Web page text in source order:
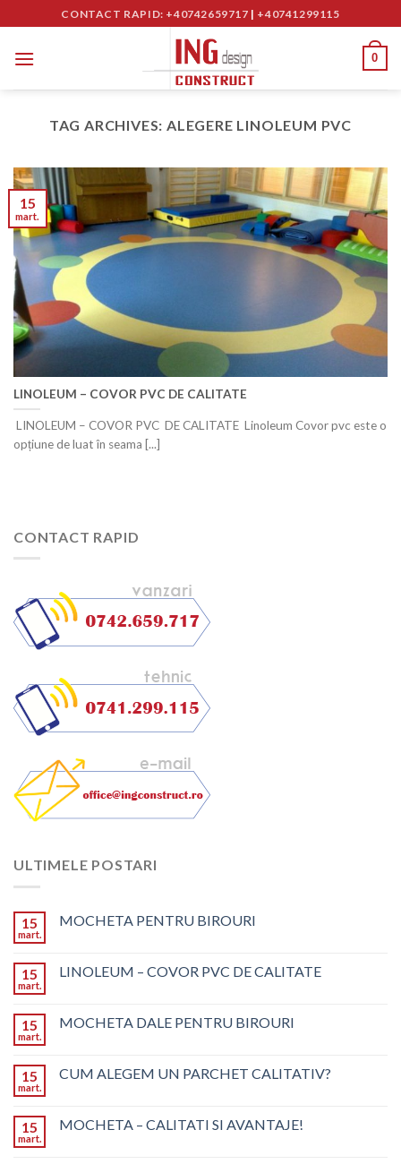
content
CONTACT RAPID: +40742659717 | +40741299115
0
TAG ARCHIVES:ALEGERE LINOLEUM PVC
LINOLEUM – COVOR PVC DE CALITATE
LINOLEUM – COVOR PVC DE CALITATE Linoleum Covor pvc este o
opțiune de luat în seama [...]
15
mart.
CONTACT RAPID
ULTIMELE POSTARI
15
mart.
MOCHETA PENTRU BIROURI
15
mart.
LINOLEUM – COVOR PVC DE CALITATE
15
mart.
MOCHETA DALE PENTRU BIROURI
15
mart.
CUM ALEGEM UN PARCHET CALITATIV?
15
mart.
MOCHETA – CALITATI SI AVANTAJE!